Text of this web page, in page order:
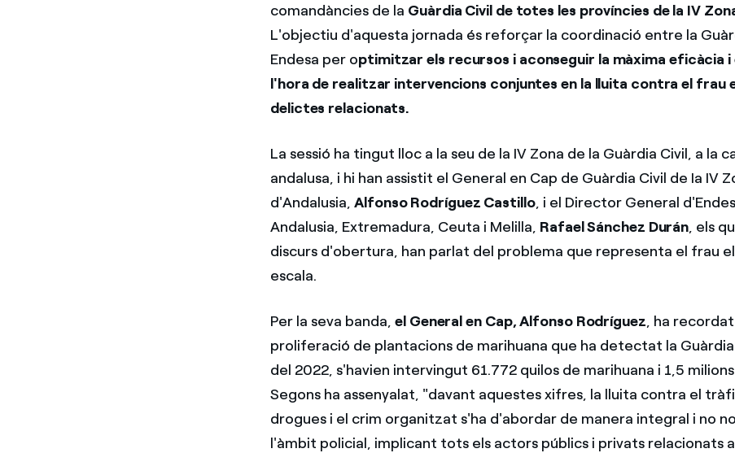
comandàncies de la Guàrdia Civil de totes les províncies de la IV
L'objectiu d'aquesta jornada és reforçar la coordinació entre la
Endesa per optimitzar els recursos i aconseguir la màxima eficàcia
l'hora de realitzar intervencions conjuntes en la lluita contra el frau
delictes relacionats.
La sessió ha tingut lloc a la seu de la IV Zona de la Guàrdia Civil, a la
andalusa, i hi han assistit el General en Cap de Guàrdia Civil de Ia IV
d'Andalusia,Alfonso Rodríguez Castillo, i el Director General
Andalusia, Extremadura, Ceuta i Melilla, Rafael Sánchez Durán, els
discurs d'obertura, han parlat del problema que representa el frau
escala.
Per la seva banda,el General en Cap, Alfonso Rodríguez, ha
proliferació de plantacions de marihuana que ha detectat la Guàrdia
del 2022, s'havien intervingut 61.772 quilos de marihuana i 1,5
Segons ha assenyalat, "davant aquestes xifres, la lluita contra el
drogues i el crim organitzat s'ha d'abordar de manera integral i no
l'àmbit policial, implicant tots els actors públics i privats relacionats